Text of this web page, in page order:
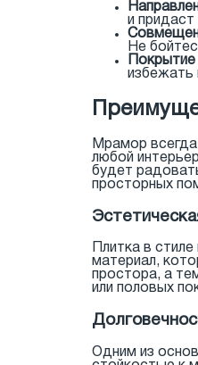
и
Не
избежать
Мрамор
любой
будет
просторных
Плитка в
материал,
простора, а
или половых
Одним из